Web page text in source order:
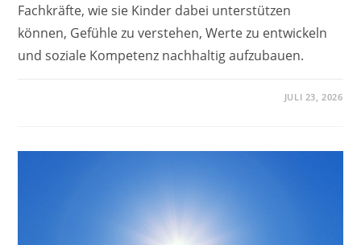
Fachkräfte, wie sie Kinder dabei unterstützen
können, Gefühle zu verstehen, Werte zu entwickeln
und soziale Kompetenz nachhaltig aufzubauen.
JULI 23, 2026